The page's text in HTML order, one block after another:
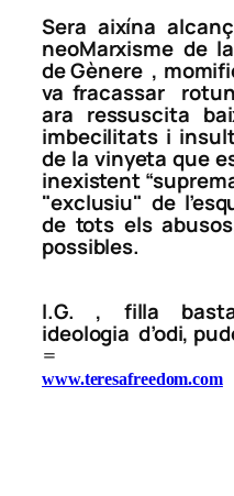
Sera aixína
neoMarxisme de
de Gènere ,
va fracassar
ara ressuscita
imbecilitats i
de la vinyeta que
inexistent
"exclusiu" de
de tots els
possibles.
I.G. , filla
ideologia d’odi,
=
www.teresafreedom.com